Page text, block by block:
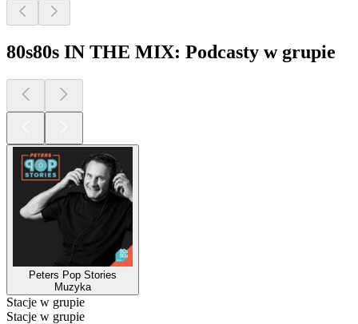
80s80s IN THE MIX: Podcasty w grupie
Peters Pop Stories
Muzyka
Stacje w grupie
Stacje w grupie